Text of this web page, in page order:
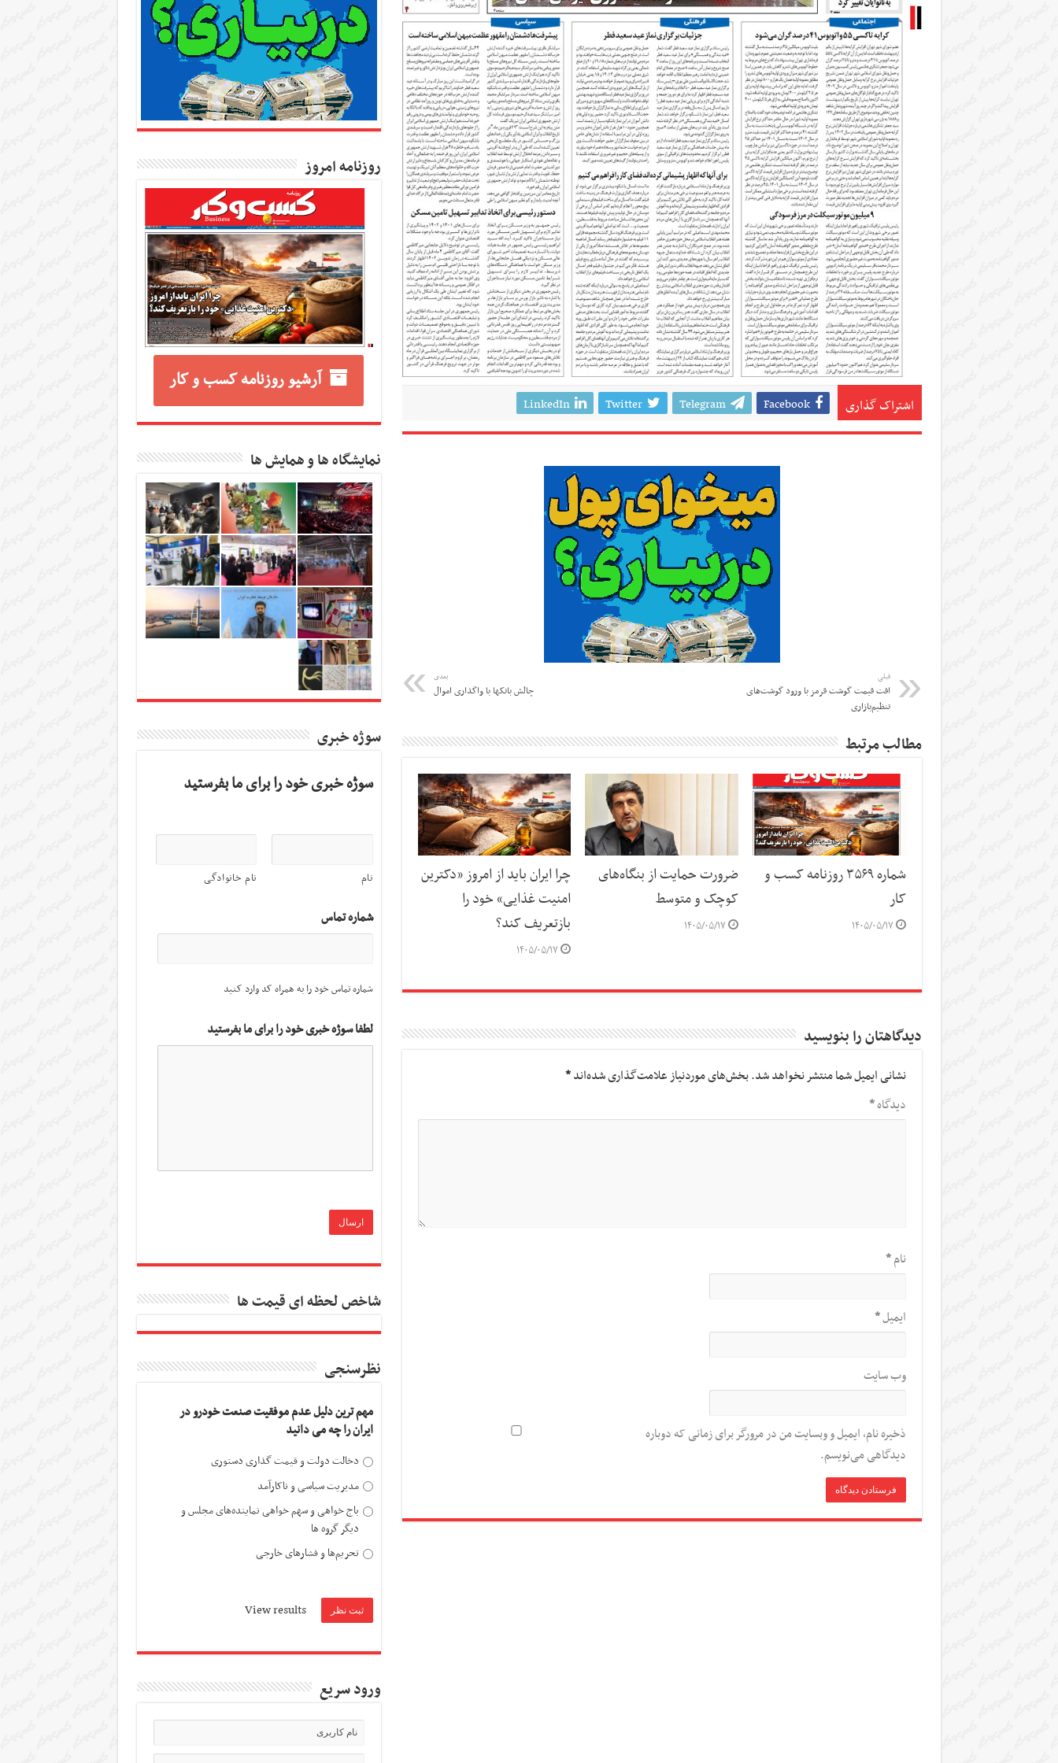
اشتراک گذاری Facebook
Telegram
Twitter
LinkedIn
قبلی
افت قیمت گوشت قرمز با ورود گوشت‌های
تنظیم‌بازاری
بعدی
چالش بانکها با واگذاری اموال
مطالب مرتبط
شماره ۳۵۶۹ روزنامه کسب و
کار
۱۴۰۵/۰۵/۱۷
ضرورت حمایت از بنگاه‌های
کوچک و متوسط
۱۴۰۵/۰۵/۱۷
چرا ایران باید از امروز «دکترین
امنیت غذایی» خود را
بازتعریف کند؟
۱۴۰۵/۰۵/۱۷
دیدگاهتان را بنویسید
نشانی ایمیل شما منتشر نخواهد شد.بخش‌های موردنیاز علامت‌گذاری شده‌اند*
دیدگاه*
نام*
ایمیل*
وب‌ سایت
ذخیره نام، ایمیل و وبسایت من در مرورگر برای زمانی که دوباره
دیدگاهی می‌نویسم.
روزنامه امروز
آرشیو روزنامه کسب و کار
نمایشگاه ها و همایش ها
سوژه خبری
سوژه خبری خود را برای ما بفرستید
نام نام خانوادگی
شماره تماس
شماره تماس خود را به همراه کد وارد کنید
لطفا سوژه خبری خود را برای ما بفرستید
شاخص لحظه ای قیمت ها
نظرسنجی
مهم ترین دلیل عدم موفقیت صنعت خودرو در
ایران را چه می دانید
دخالت دولت و قیمت گذاری دستوری
مدیریت سیاسی و ناکارآمد
باج خواهی و سهم خواهی نماینده‌های مجلس و
دیگر گروه ها
تحریم‌ها و فشارهای خارجی
View results
ورود سریع